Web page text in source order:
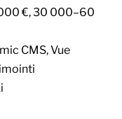
€, 30 000–60
CMS, Vue